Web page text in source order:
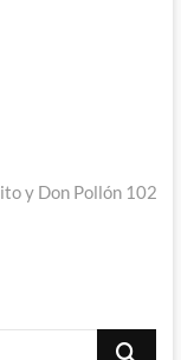
y Don Pollón 102
Buscar